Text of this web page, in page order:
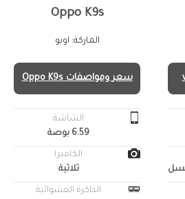
Oppo K9s
الماركة: اوبو
سعر ومواصفات Oppo K9s
الشاشة
6.59 بوصة
الكاميرا
ثلاثية
الذاكرة العشوائية